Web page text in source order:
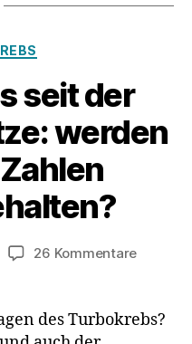
seit der
werden
26 Kommentarezu
der
des Turbokrebs?